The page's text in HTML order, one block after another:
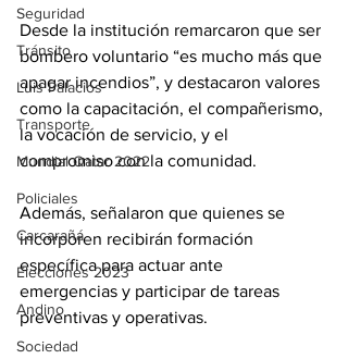
Seguridad
Tránsito
Luis Palacios
Transporte
Mundial Qatar 2022
Policiales
Carcarañá
Elecciones 2023
Andino
Sociedad
Desde la institución remarcaron que ser
bombero voluntario “es mucho más que
apagar incendios”, y destacaron valores
como la capacitación, el compañerismo,
la vocación de servicio, y el
compromiso con la comunidad.
Además, señalaron que quienes se
incorporen recibirán formación
específica para actuar ante
emergencias y participar de tareas
preventivas y operativas.